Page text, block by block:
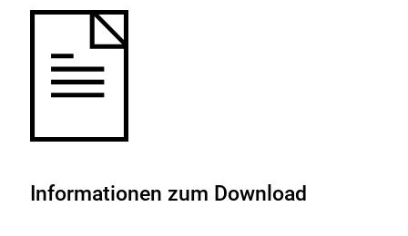
Informationen zum Download